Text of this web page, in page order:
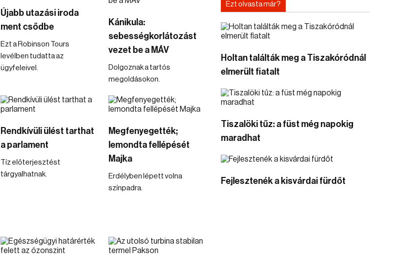
Újabb utazási iroda
ment csődbe
Ezt a Robinson Tours
levélben tudatta az
ügyfeleivel.
Kánikula:
sebességkorlátozást
vezet be a MÁV
Dolgoznak a tartós
megoldásokon.
Rendkívüli ülést tarthat
a parlament
Tíz előterjesztést
tárgyalhatnak.
Megfenyegették;
lemondta fellépését
Majka
Erdélyben lépett volna
színpadra.
Ezt olvasta már?
Holtan találták meg a Tiszakóródnál
elmerült fiatalt
Tiszalöki tűz: a füst még napokig
maradhat
Fejlesztenék a kisvárdai fürdőt